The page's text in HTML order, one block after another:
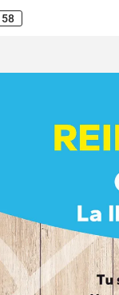
58